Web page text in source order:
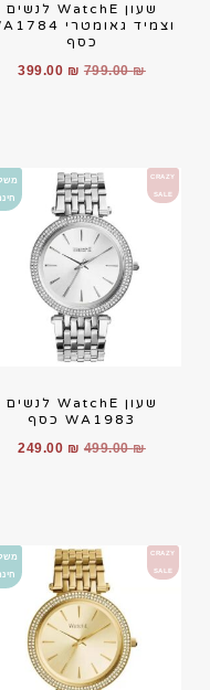
שעון WatchE לנשים
וצמיד גאומטרי WA1784
כסף
799.00
399.00 ₪
CRAZY
SALE
משלוח
חינם !
שעון WatchE לנשים
WA1983 כסף
499.00
249.00 ₪
CRAZY
SALE
משלוח
חינם !